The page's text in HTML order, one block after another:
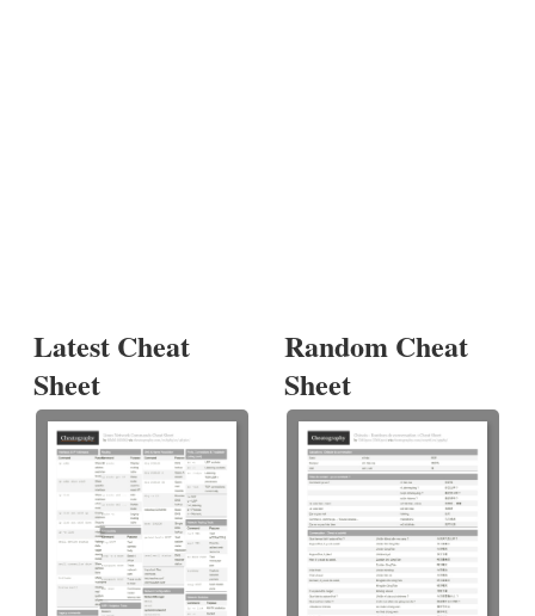
Latest Cheat
Sheet
Random Cheat
Sheet